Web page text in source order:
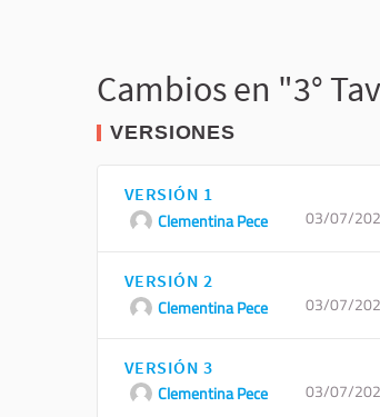
Cambios en "3°
VERSIONES
VERSIÓN 1
Clementina Pece 03/07/
VERSIÓN 2
Clementina Pece 03/07/
VERSIÓN 3
Clementina Pece 03/07/